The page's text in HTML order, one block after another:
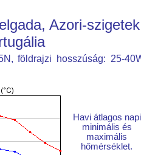
Azori-
földrajzi hosszúság: 25-
Havi átlagos napi
minimális és
maximális
hőmérséklet.